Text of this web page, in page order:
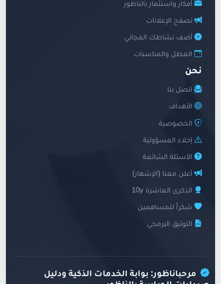
أفكار واستثمار بالناظور
تصفح الإعلانات
أضف نشاطك المجاني
العطل والمناسبات
نحن
اتصل بنا
الأهداف
الخصوصية
إخلاء المسؤولية
الأسئلة الشائعة
أعلن معنا (الإشهار)
الذكرى العاشرة 10y
شكراً للمساهمين
التوثيق البرمجي
مرحباناظور: بوابة الخدمات الذكية ودليل